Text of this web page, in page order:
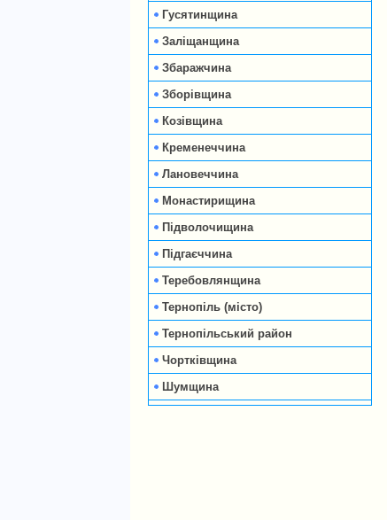
Гусятинщина
Заліщанщина
Збаражчина
Зборівщина
Козівщина
Кременеччина
Лановеччина
Монастирищина
Підволочищина
Підгаєччина
Теребовлянщина
Тернопіль (місто)
Тернопільський район
Чортківщина
Шумщина